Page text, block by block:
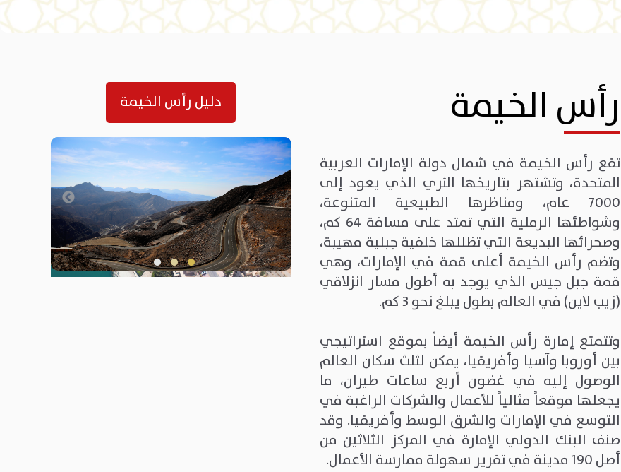
رأس الخيمة
تقع رأس الخيمة في شمال دولة الإمارات العربية
المتحدة، وتشتهر بتاريخها الثري الذي يعود إلى
7000 عام، ومناظرها الطبيعية المتنوعة،
وشواطئها الرملية التي تمتد على مسافة 64 كم،
وصحرائها البديعة التي تظللها خلفية جبلية مهيبة،
وتضم رأس الخيمة أعلى قمة في الإمارات، وهي
قمة جبل جيس الذي يوجد به أطول مسار انزلاقي
(زيب لاين) في العالم بطول يبلغ نحو 3 كم.
وتتمتع إمارة رأس الخيمة أيضاً بموقع استراتيجي
بين أوروبا وآسيا وأفريقيا، يمكن لثلث سكان العالم
الوصول إليه في غضون أربع ساعات طيران، ما
يجعلها موقعاً مثالياً للأعمال والشركات الراغبة في
التوسع في الإمارات والشرق الوسط وأفريقيا. وقد
صنف البنك الدولي الإمارة في المركز الثلاثين من
أصل 190 مدينة في تقرير سهولة ممارسة الأعمال.
دليل رأس الخيمة